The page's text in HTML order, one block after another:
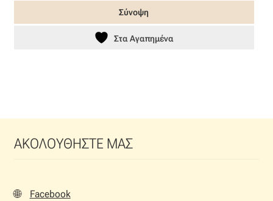
25,00 €. είναι:
Σύνοψη
Στα Αγαπημένα
ΑΚΟΛΟΥΘΗΣΤΕ ΜΑΣ
🌐 Facebook